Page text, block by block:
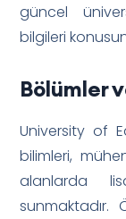
güncel
bilgileri
Bölümler
University of
bilimleri,
alanlarda
sunmaktadır.